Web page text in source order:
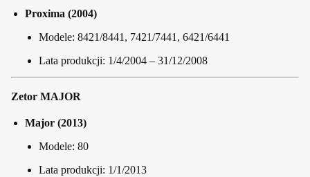
Proxima (2004)
Modele: 8421/8441, 7421/7441, 6421/6441
Lata produkcji: 1/4/2004 – 31/12/2008
Zetor MAJOR
Major (2013)
Modele: 80
Lata produkcji: 1/1/2013